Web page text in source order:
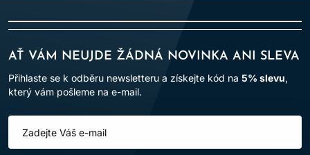
AŤ VÁM NEUJDE ŽÁDNÁ NOVINKA ANI SLEVA
Přihlaste se k odběru newsletteru a získejte kód na 5% slevu,
který vám pošleme na e-mail.